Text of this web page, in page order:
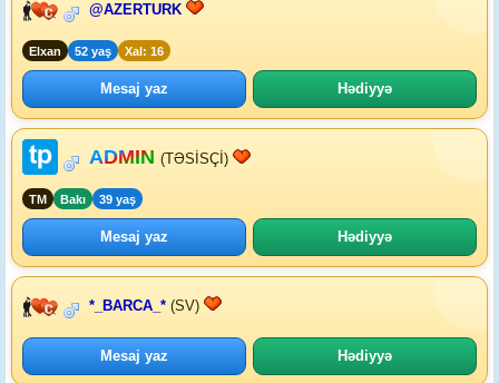
@AZERTURK
Elxan 52 yaş Xal: 16
Mesaj yaz Hədiyyə
ADMIN (TƏSİSÇİ)
TM Bakı 39 yaş
Mesaj yaz Hədiyyə
*_BARCA_* (SV)
Mesaj yaz Hədiyyə